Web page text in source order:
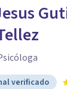
verificado